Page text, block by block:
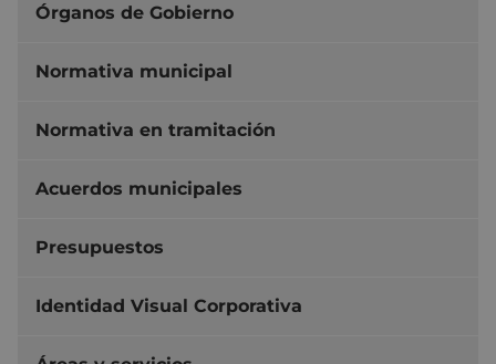
Órganos de Gobierno
Normativa municipal
Normativa en tramitación
Acuerdos municipales
Presupuestos
Identidad Visual Corporativa